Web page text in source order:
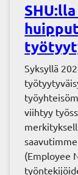
Syksyllä
viihtyy
(Employee